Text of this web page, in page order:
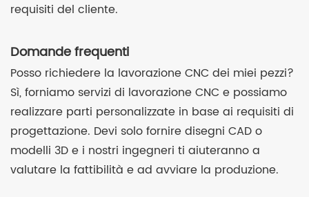
requisiti del cliente.
Domande frequenti
Posso richiedere la lavorazione CNC dei miei pezzi?
Sì, forniamo servizi di lavorazione CNC e possiamo
realizzare parti personalizzate in base ai requisiti di
progettazione. Devi solo fornire disegni CAD o
modelli 3D e i nostri ingegneri ti aiuteranno a
valutare la fattibilità e ad avviare la produzione.